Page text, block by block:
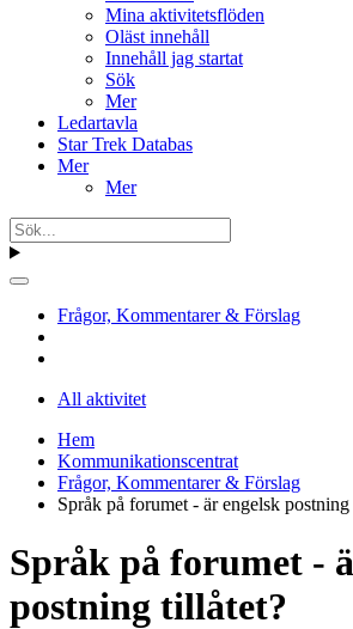
Mina aktivitetsflöden
Oläst innehåll
Innehåll jag startat
Sök
Mer
Ledartavla
Star Trek Databas
Mer
Mer
Frågor, Kommentarer & Förslag
All aktivitet
Hem
Kommunikationscentrat
Frågor, Kommentarer & Förslag
Språk på forumet - är engelsk
Språk på forumet -
postning tillåtet?